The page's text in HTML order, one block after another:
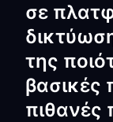
σε
της
βασικές
πιθανές